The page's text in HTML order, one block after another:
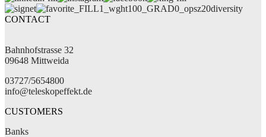
diversity
CONTACT
Bahnhofstrasse 32
09648 Mittweida
03727/5654800
info@teleskopeffekt.de
CUSTOMERS
Banks